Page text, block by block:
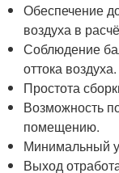
Обеспечение
воздуха в
Соблюдение
оттока воздуха.
Простота
Возможность
помещению.
Минимальный
Выход